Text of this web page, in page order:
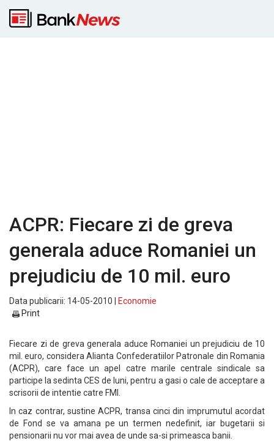
ACPR: Fiecare zi de greva
generala aduce Romaniei un
prejudiciu de 10 mil. euro
Data publicarii: 14-05-2010 |
Economie
Print
Fiecare zi de greva generala aduce Romaniei un prejudiciu de 10
mil. euro, considera Alianta Confederatiilor Patronale din Romania
(ACPR), care face un apel catre marile centrale sindicale sa
participe la sedinta CES de luni, pentru a gasi o cale de acceptare a
scrisorii de intentie catre FMI.
In caz contrar, sustine ACPR, transa cinci din imprumutul acordat
de Fond se va amana pe un termen nedefinit, iar bugetarii si
pensionarii nu vor mai avea de unde sa-si primeasca banii.